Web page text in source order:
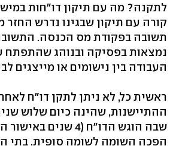
לתקנה? מה עם תיקון דו"חות
קורה עם תיקון שבגינו נדרש החזר
תשובה בפקודת מס הכנסה.
נמצאות בפסיקה ובנוהג שהתפתח
העבודה בין נישומים או מייצגים
ראשית כל, לא ניתן לתקן דו"ח
ההתיישנות, שהינה כיום שלוש
שבה הוגש הדו"ח (4
הפכה השומה לשומה סופית. בתי